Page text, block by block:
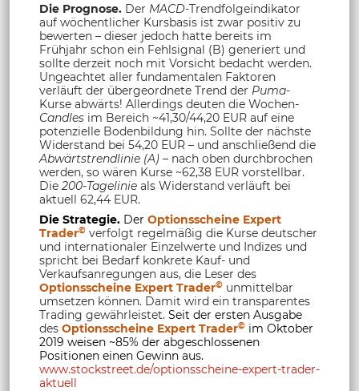
Die Prognose. Der MACD-Trendfolgeindikator
auf wöchentlicher Kursbasis ist zwar positiv zu
bewerten – dieser jedoch hatte bereits im
Frühjahr schon ein Fehlsignal (B) generiert und
sollte derzeit noch mit Vorsicht bedacht werden.
Ungeachtet aller fundamentalen Faktoren
verläuft der übergeordnete Trend der Puma-
Kurse abwärts! Allerdings deuten die Wochen-
Candles im Bereich ~41,30/44,20 EUR auf eine
potenzielle Bodenbildung hin. Sollte der nächste
Widerstand bei 54,20 EUR – und anschließend die
Abwärtstrendlinie (A) – nach oben durchbrochen
werden, so wären Kurse ~62,38 EUR vorstellbar.
Die 200-Tagelinie als Widerstand verläuft bei
aktuell 62,44 EUR.
Die Strategie. Der Optionsscheine Expert
Trader© verfolgt regelmäßig die Kurse deutscher
und internationaler Einzelwerte und Indizes und
spricht bei Bedarf konkrete Kauf- und
Verkaufsanregungen aus, die Leser des
Optionsscheine Expert Trader© unmittelbar
umsetzen können. Damit wird ein transparentes
Trading gewährleistet. Seit der ersten Ausgabe
des Optionsscheine Expert Trader© im Oktober
2019 weisen ~85% der abgeschlossenen
Positionen einen Gewinn aus.
www.stockstreet.de/optionsscheine-expert-trader-
aktuell